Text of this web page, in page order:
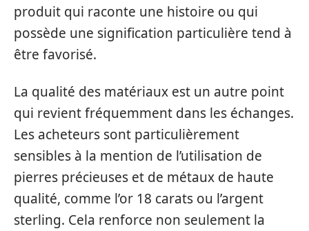
produit qui raconte une histoire ou qui
possède une signification particulière tend à
être favorisé.
La qualité des matériaux est un autre point
qui revient fréquemment dans les échanges.
Les acheteurs sont particulièrement
sensibles à la mention de l’utilisation de
pierres précieuses et de métaux de haute
qualité, comme l’or 18 carats ou l’argent
sterling. Cela renforce non seulement la